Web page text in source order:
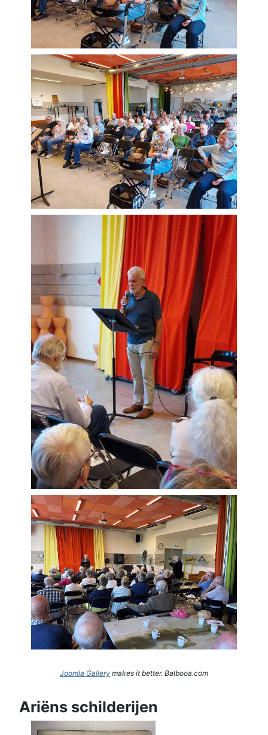
Joomla Gallery makes it better. Balbooa.com
Ariëns schilderijen